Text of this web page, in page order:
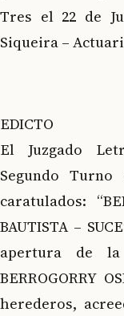
Tres el 22 de
Siqueira –
EDICTO
El Juzgado
Segundo Turno
caratulados:
BAUTISTA –
apertura de la
BERROGORRY
herederos,